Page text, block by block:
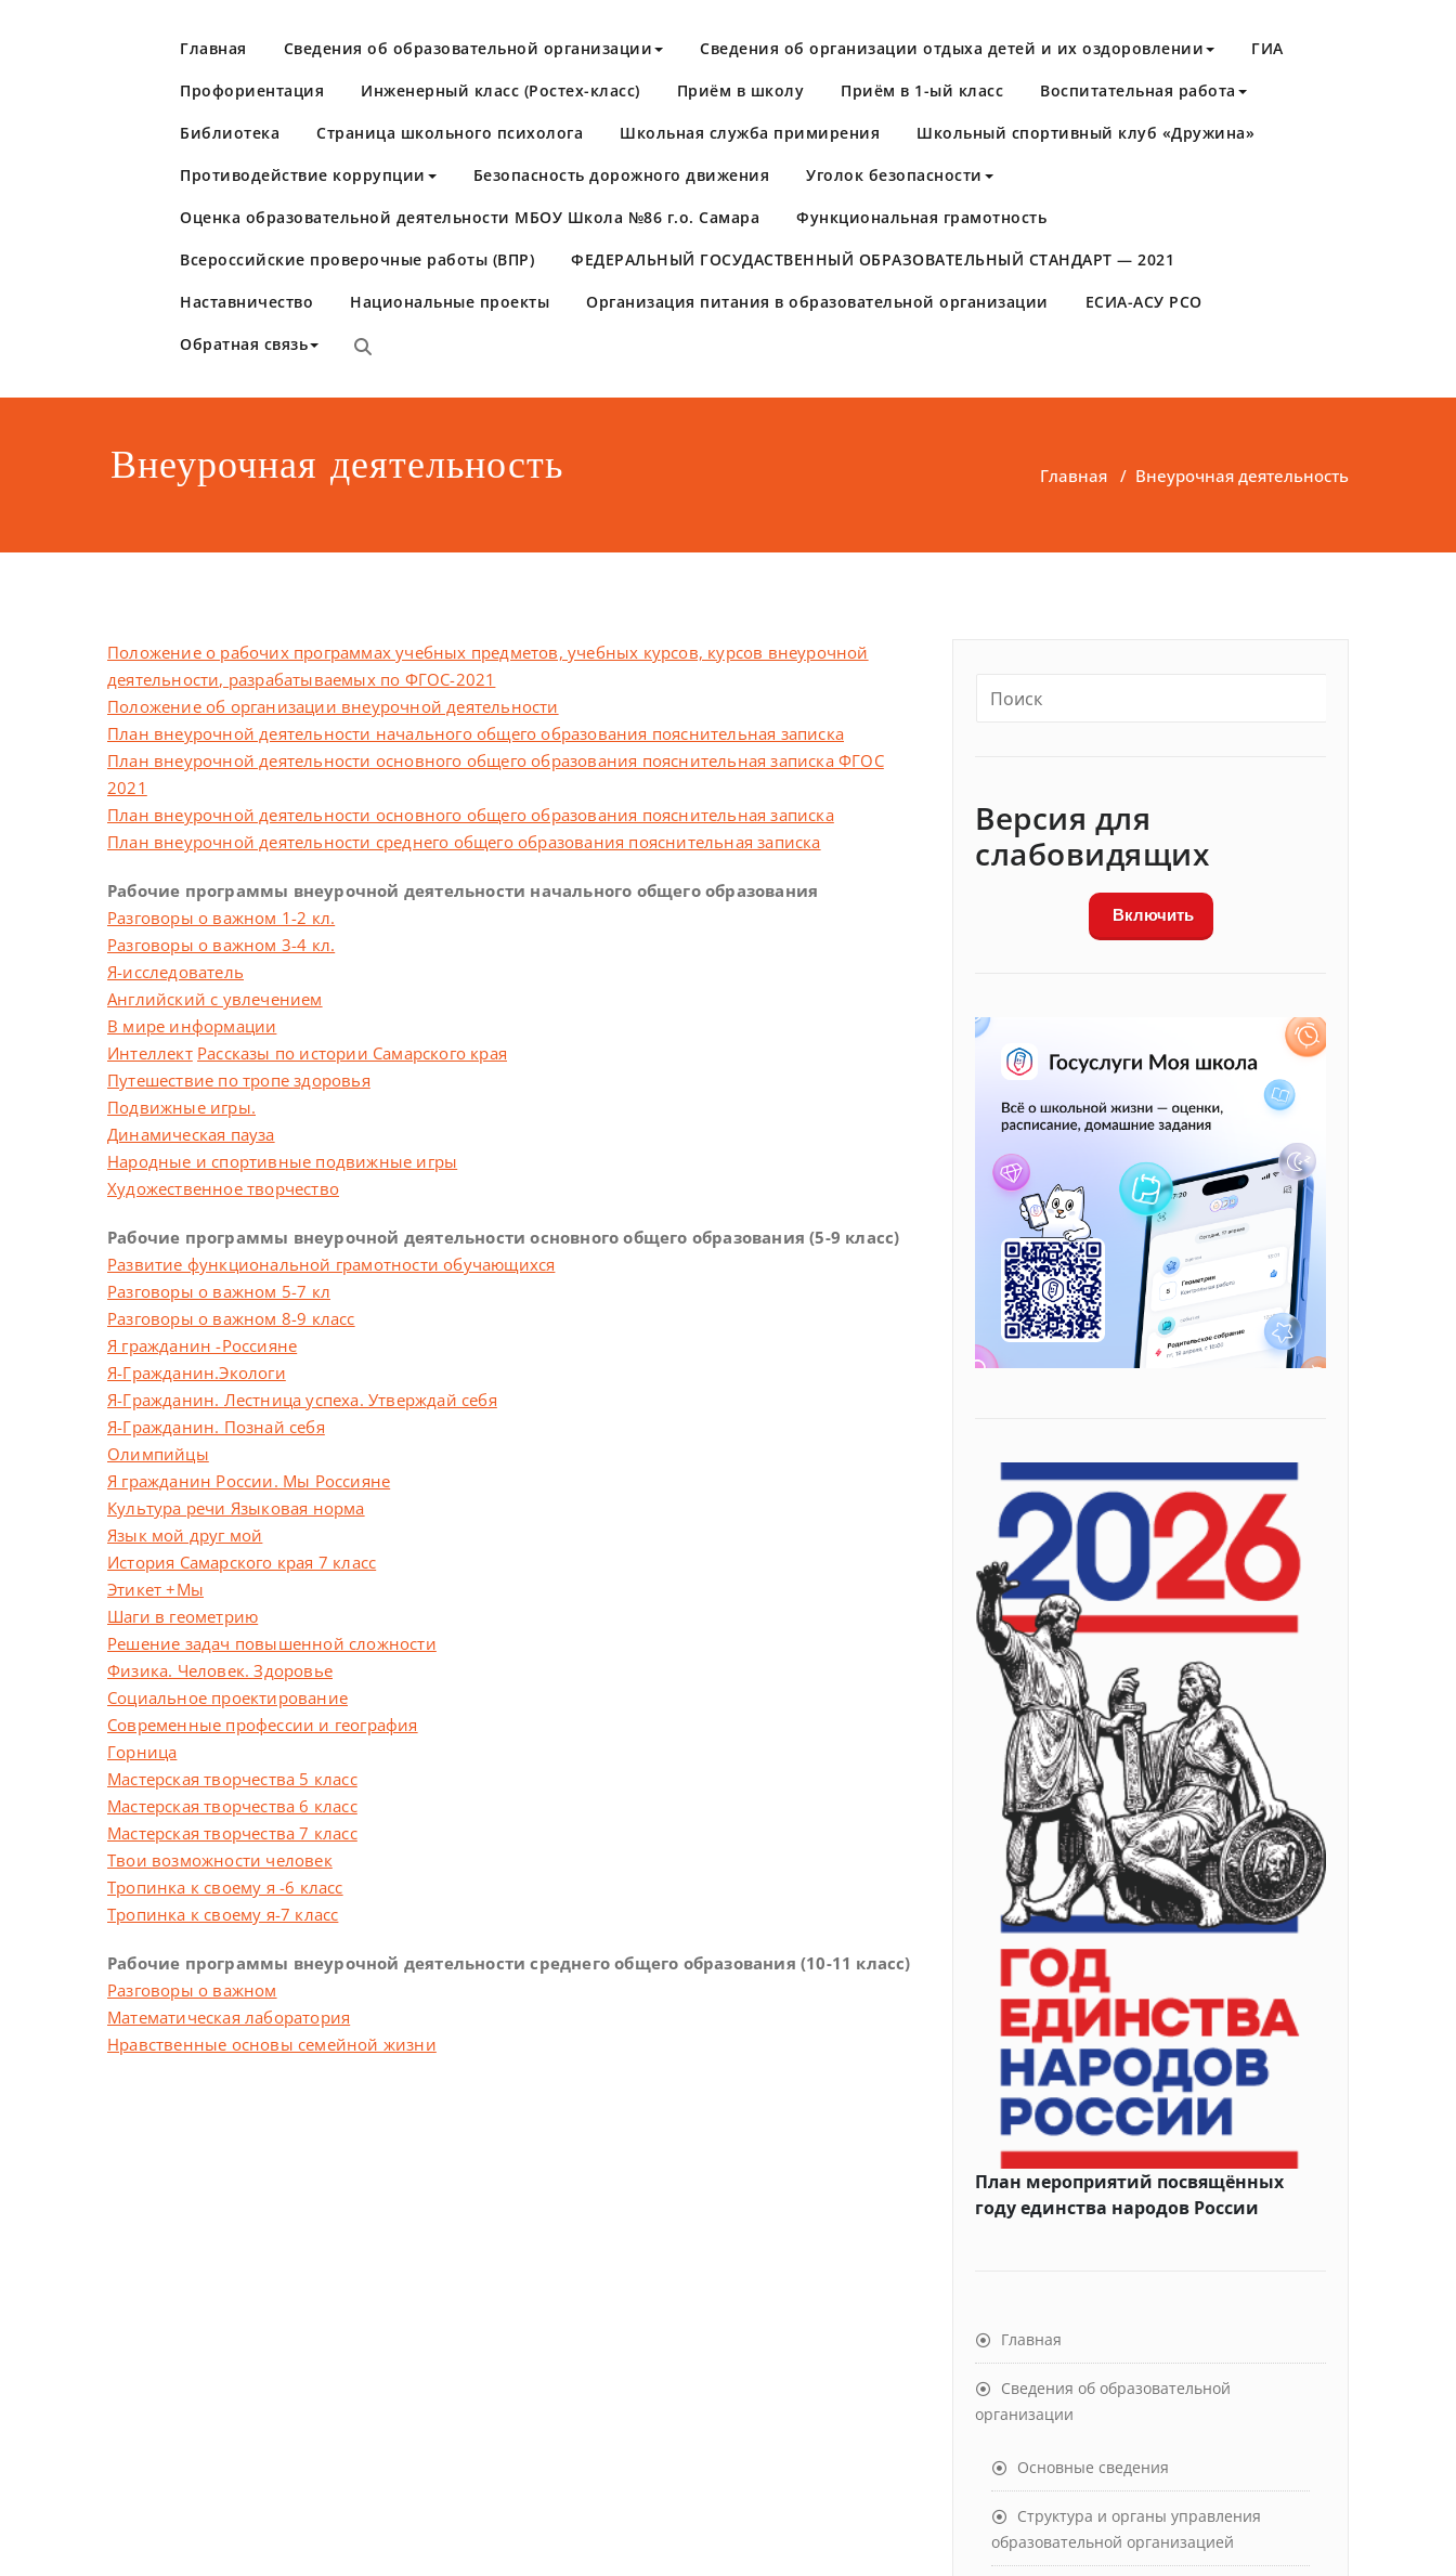
Школа №86
Главная Сведения об образовательной организации Сведения об организации отдыха детей и их оздоровлении ГИА
Профориентация Инженерный класс (Ростех-класс) Приём в школу Приём в 1-ый класс Воспитательная работа
Библиотека Страница школьного психолога Школьная служба примирения Школьный спортивный клуб «Дружина»
Противодействие коррупции Безопасность дорожного движения Уголок безопасности
Оценка образовательной деятельности МБОУ Школа №86 г.о. Самара Функциональная грамотность
Всероссийские проверочные работы (ВПР) ​ФЕДЕРАЛЬНЫЙ ГОСУДАСТВЕННЫЙ ОБРАЗОВАТЕЛЬНЫЙ СТАНДАРТ — 2021
Наставничество Национальные проекты Организация питания в образовательной организации ЕСИА-АСУ РСО
Обратная связь
Внеурочная деятельность Главная / Внеурочная деятельность
Положение о рабочих программах учебных предметов, учебных курсов, курсов внеурочной
деятельности, разрабатываемых по ФГОС-2021
Положение об организации внеурочной деятельности
План внеурочной деятельности начального общего образования пояснительная записка
План внеурочной деятельности основного общего образования пояснительная записка ФГОС
2021
План внеурочной деятельности основного общего образования пояснительная записка
План внеурочной деятельности среднего общего образования пояснительная записка
Рабочие программы внеурочной деятельности начального общего образования
Разговоры о важном 1-2 кл.
Разговоры о важном 3-4 кл.
Я-исследователь
Английский с увлечением
В мире информации
Интеллект Рассказы по истории Самарского края
Путешествие по тропе здоровья
Подвижные игры.
Динамическая пауза
Народные и спортивные подвижные игры
Художественное творчество
Рабочие программы внеурочной деятельности основного общего образования (5-9 класс)
Развитие функциональной грамотности обучающихся
Разговоры о важном 5-7 кл
Разговоры о важном 8-9 класс
Я гражданин -Россияне
Я-Гражданин.Экологи
Я-Гражданин. Лестница успеха. Утверждай себя
Я-Гражданин. Познай себя
Олимпийцы
Я гражданин России. Мы Россияне
Культура речи Языковая норма
Язык мой друг мой
История Самарского края 7 класс
Этикет +Мы
Шаги в геометрию
Решение задач повышенной сложности
Физика. Человек. Здоровье
Социальное проектирование
Современные профессии и география
Горница
Мастерская творчества 5 класс
Мастерская творчества 6 класс
Мастерская творчества 7 класс
Твои возможности человек
Тропинка к своему я -6 класс
Тропинка к своему я-7 класс
Рабочие программы внеурочной деятельности среднего общего образования (10-11 класс)
Разговоры о важном
Математическая лаборатория
Нравственные основы семейной жизни
Версия для
слабовидящих
Включить
План мероприятий посвящённых
году единства народов России
Главная
Сведения об образовательной
организации
Основные сведения
Структура и органы управления
образовательной организацией